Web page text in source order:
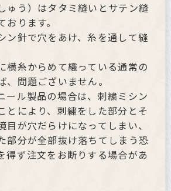
ゅう）はタタミ縫いとサテン縫
ります。
ン針で穴をあけ、糸を通して縫
横糸からめて織っている通常の
、問題ございません。
ール製品の場合は、刺繍ミシン
とにより、刺繍をした部分とそ
目が穴だらけになってしまい、
部分が全部抜け落ちてしまう恐
得ず注文をお断りする場合があ